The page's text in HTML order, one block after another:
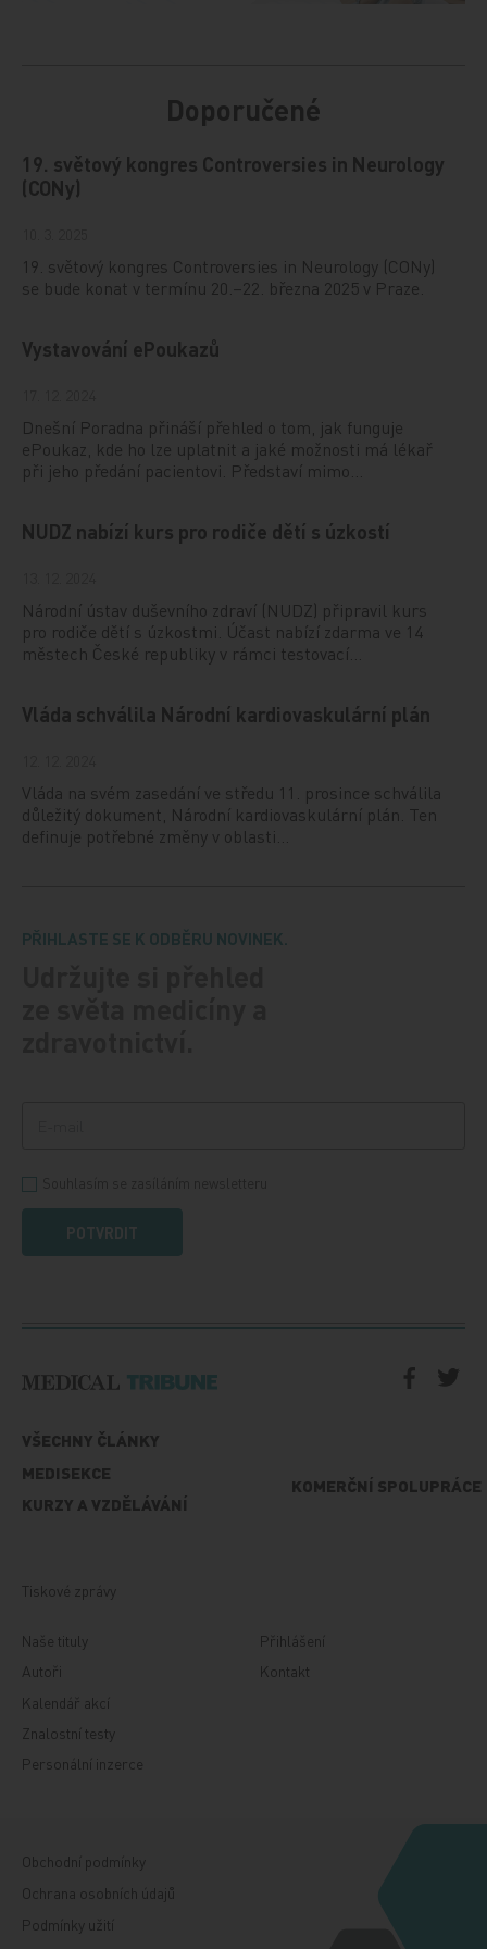
Doporučené
19. světový kongres Controversies in Neurology
(CONy)
19. světový kongres Controversies in Neurology (CONy)
se bude konat v termínu 20.–22. března 2025 v Praze.
Vystavování ePoukazů
Dnešní Poradna přináší přehled o tom, jak funguje
ePoukaz, kde ho lze uplatnit a jaké možnosti má lékař
při jeho předání pacientovi. Představí mimo…
NUDZ nabízí kurs pro rodiče dětí s úzkostí
Národní ústav duševního zdraví (NUDZ) připravil kurs
pro rodiče dětí s úzkostmi. Účast nabízí zdarma ve 14
městech České republiky v rámci testovací…
Vláda schválila Národní kardiovaskulární plán
Vláda na svém zasedání ve středu 11. prosince schválila
důležitý dokument, Národní kardiovaskulární plán. Ten
definuje potřebné změny v oblasti…
PŘIHLASTE SE K ODBĚRU NOVINEK.
POTVRDIT
VŠECHNY ČLÁNKY
MEDISEKCE
KURZY A VZDĚLÁVÁNÍ
KOMERČNÍ SPOLUPRÁCE
Tiskové zprávy
Naše tituly
Autoři
Kalendář akcí
Znalostní testy
Personální inzerce
Přihlášení
Kontakt
Obchodní podmínky
Ochrana osobních údajů
Podmínky užití